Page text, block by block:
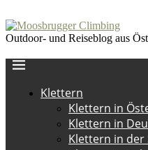
Outdoor- und Reiseblog aus
Klettern
Klettern in
Klettern in
Klettern in der